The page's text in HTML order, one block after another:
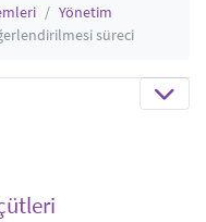
Yönetim
süreci